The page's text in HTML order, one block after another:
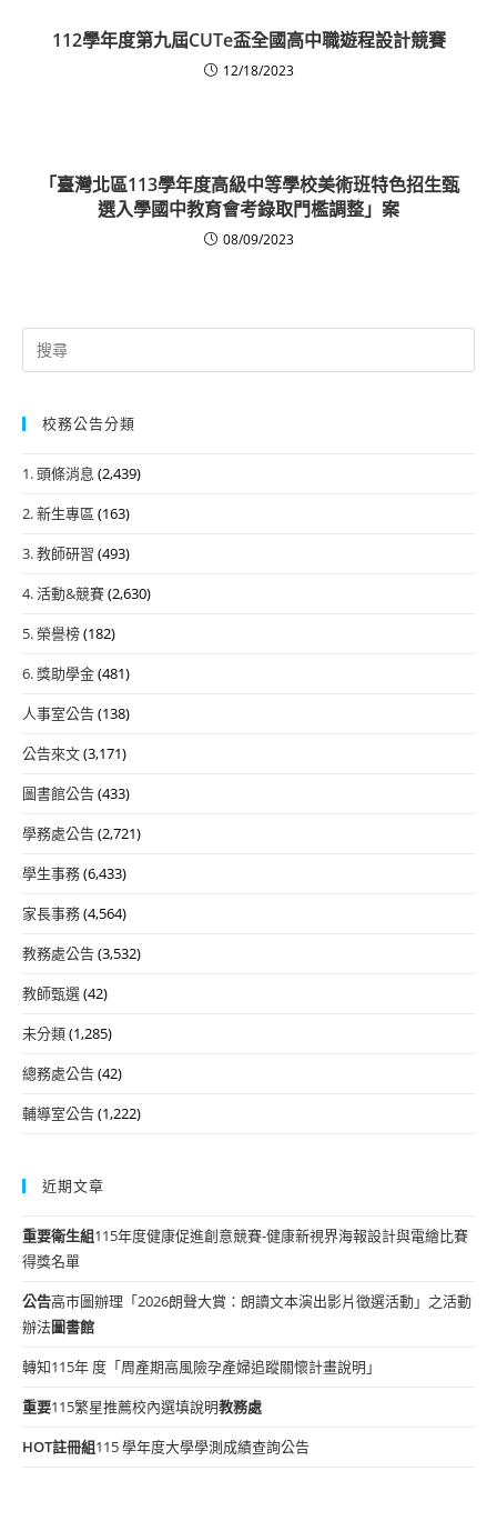
112學年度第九屆CUTe盃全國高中職遊程設計競賽
12/18/2023
「臺灣北區113學年度高級中等學校美術班特色招生甄
選入學國中教育會考錄取門檻調整」案
08/09/2023
Search
for:
校務公告分類
1. 頭條消息 (2,439)
2. 新生專區 (163)
3. 教師研習 (493)
4. 活動&競賽(2,630)
5. 榮譽榜(182)
6. 獎助學金(481)
人事室公告(138)
公告來文(3,171)
圖書館公告(433)
學務處公告(2,721)
學生事務(6,433)
家長事務(4,564)
教務處公告(3,532)
教師甄選(42)
未分類(1,285)
總務處公告(42)
輔導室公告(1,222)
近期文章
重要衛生組115年度健康促進創意競賽-健康新視界海報設計與電繪比賽
得獎名單
公告高市圖辦理「2026朗聲大賞：朗讀文本演出影片徵選活動」之活動
辦法圖書館
轉知115年 度「周產期高風險孕產婦追蹤關懷計畫說明」
重要115繁星推薦校內選填說明教務處
HOT註冊組115 學年度大學學測成績查詢公告